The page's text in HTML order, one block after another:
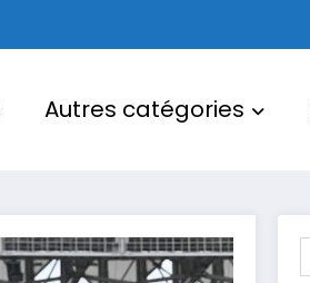
Autres catégories